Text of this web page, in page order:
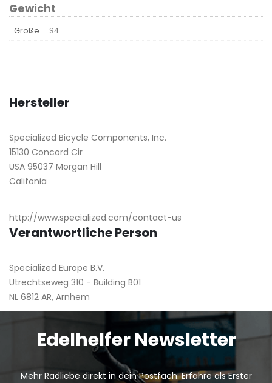
Gewicht
Größe S4
Hersteller
Specialized Bicycle Components, Inc.
15130 Concord Cir
USA 95037 Morgan Hill
Califonia
http://www.specialized.com/contact-us
Verantwortliche Person
Specialized Europe B.V.
Utrechtseweg 310 - Building B01
NL 6812 AR, Arnhem
Edelhelfer Newsletter
Mehr Radliebe direkt in dein Postfach: Erfahre als Erster